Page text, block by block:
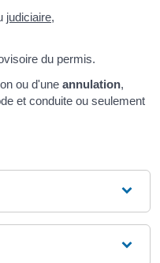
judiciaire,
du permis.
ou d'une annulation,
et conduite ou seulement